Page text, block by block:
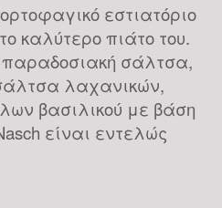
εστιατόριο
καλύτερο πιάτο του.
παραδοσιακή σάλτσα,
λαχανικών,
βασιλικού με βάση
είναι εντελώς